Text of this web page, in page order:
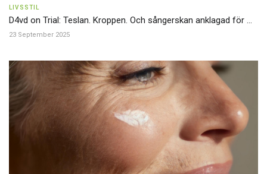
LIVSSTIL
D4vd on Trial: Teslan. Kroppen. Och sångerskan anklagad för ...
23 September 2025